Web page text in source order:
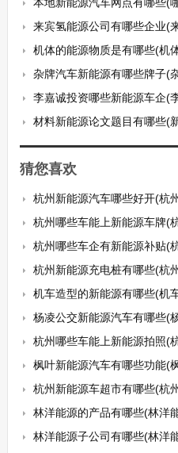
来宾氢能源公司有哪些企业(
机体的能源物质是有哪些(机
杂牌汽车新能源有哪些牌子(
李嘉诚投资哪些新能源车企(
材料新能源论文题目有哪些(
猜您喜欢
杭州新能源汽车哪些好开(杭
杭州哪些车能上新能源车牌(
杭州哪些车企有新能源补贴(
杭州新能源充电桩有哪些(杭
机车造型的新能源有哪些(机
杨凌公交新能源汽车有哪些(
杭州哪些车能上新能源拍照(杭州
枫叶新能源汽车有哪些功能(
杭州新能源车超市有哪些(杭
林洋能源的产品有哪些(林洋
林洋能源子公司有哪些(林洋